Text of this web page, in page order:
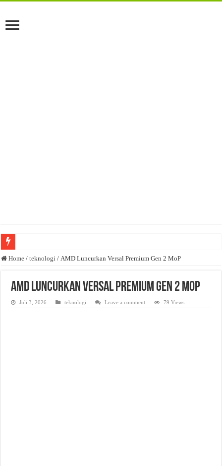
Anda butuh promosi usaha? Kontak ke Email redaksi@bisnisnasional.com
Dibutuhkan Marketing. Lamaran di-email ke redaksi@bisnisnasional.com
Home / teknologi / AMD Luncurkan Versal Premium Gen 2 MoP
AMD Luncurkan Versal Premium Gen 2 MoP
Juli 3, 2026 teknologi Leave a comment 79 Views